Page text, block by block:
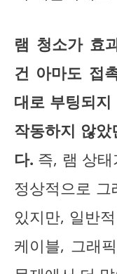
램 청소가 효
건 아마도 접
대로 부팅되
작동하지 않
다. 즉, 램 상
정상적으로
있지만, 일반
케이블, 그래